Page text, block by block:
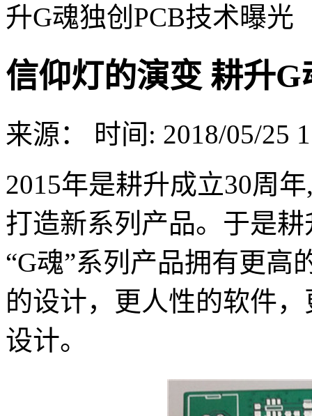
升G魂独创PCB技术曝光
信仰灯的演变 耕升
来源：
时间: 2018/05/25
2015年是耕升成立30周
打造新系列产品。于是
“G魂”系列产品拥有更高
的设计，更人性的软件
设计。